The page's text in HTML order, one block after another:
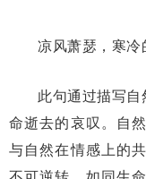
凉风萧瑟，寒冷
此句通过描写
命逝去的哀叹。自
与自然在情感上的